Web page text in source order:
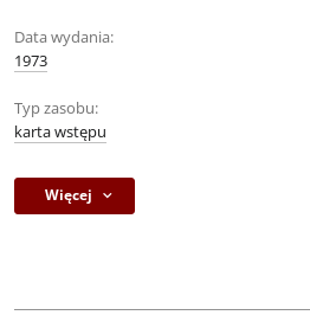
Data wydania:
1973
Typ zasobu:
karta wstępu
Więcej